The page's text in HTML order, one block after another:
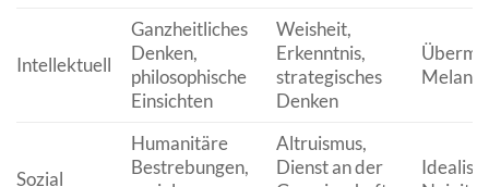
Intellektuell
Ganzheitliches
Denken,
philosophische
Einsichten
Weisheit,
Erkenntnis,
strategisches
Denken
Sozial
Humanitäre
Bestrebungen,
Altruismus,
Dienst an der